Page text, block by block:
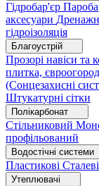
Гідробар'єр
аксесуари
гідроізоляція
Благоустрій
Прозорі навіси та
плитка,
(Сонцезахисні
Штукатурні сітки
Полікарбонат
Стільниковий
профільований
Водостічні системи
Пластикові Сталеві
Утеплювачі